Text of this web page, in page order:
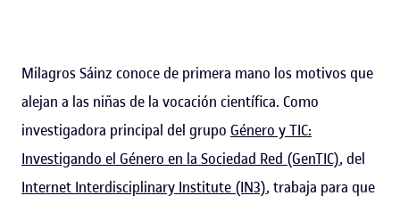
Milagros Sáinz conoce de primera mano los motivos que
alejan a las niñas de la vocación científica. Como
investigadora principal del grupo Género y TIC:
Investigando el Género en la Sociedad Red (GenTIC), del
Internet Interdisciplinary Institute (IN3), trabaja para que